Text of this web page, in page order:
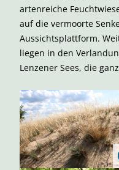
artenreiche
auf die vermoorte
Aussichtsplattform.
liegen in den
Lenzener Sees, die